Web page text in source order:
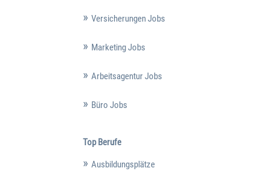
Versicherungen Jobs
Marketing Jobs
Arbeitsagentur Jobs
Büro Jobs
Top Berufe
Ausbildungsplätze